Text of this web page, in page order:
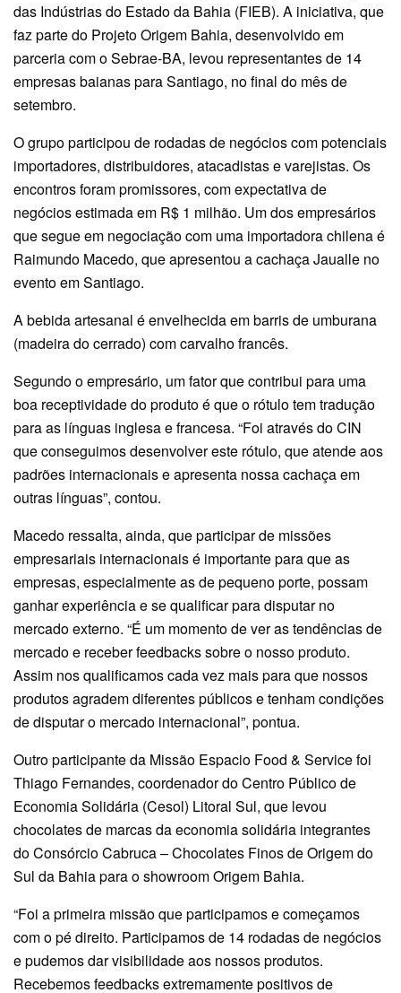
das Indústrias do Estado da Bahia (FIEB). A iniciativa, que
faz parte do Projeto Origem Bahia, desenvolvido em
parceria com o Sebrae-BA, levou representantes de 14
empresas baianas para Santiago, no final do mês de
setembro.
O grupo participou de rodadas de negócios com potenciais
importadores, distribuidores, atacadistas e varejistas. Os
encontros foram promissores, com expectativa de
negócios estimada em R$ 1 milhão. Um dos empresários
que segue em negociação com uma importadora chilena é
Raimundo Macedo, que apresentou a cachaça Jaualle no
evento em Santiago.
A bebida artesanal é envelhecida em barris de umburana
(madeira do cerrado) com carvalho francês.
Segundo o empresário, um fator que contribui para uma
boa receptividade do produto é que o rótulo tem tradução
para as línguas inglesa e francesa. “Foi através do CIN
que conseguimos desenvolver este rótulo, que atende aos
padrões internacionais e apresenta nossa cachaça em
outras línguas”, contou.
Macedo ressalta, ainda, que participar de missões
empresariais internacionais é importante para que as
empresas, especialmente as de pequeno porte, possam
ganhar experiência e se qualificar para disputar no
mercado externo. “É um momento de ver as tendências de
mercado e receber feedbacks sobre o nosso produto.
Assim nos qualificamos cada vez mais para que nossos
produtos agradem diferentes públicos e tenham condições
de disputar o mercado internacional”, pontua.
Outro participante da Missão Espacio Food & Service foi
Thiago Fernandes, coordenador do Centro Público de
Economia Solidária (Cesol) Litoral Sul, que levou
chocolates de marcas da economia solidária integrantes
do Consórcio Cabruca – Chocolates Finos de Origem do
Sul da Bahia para o showroom Origem Bahia.
“Foi a primeira missão que participamos e começamos
com o pé direito. Participamos de 14 rodadas de negócios
e pudemos dar visibilidade aos nossos produtos.
Recebemos feedbacks extremamente positivos de